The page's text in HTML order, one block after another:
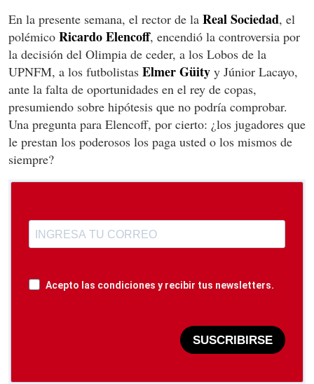
En la presente semana, el rector de la Real Sociedad, el
polémico Ricardo Elencoff, encendió la controversia por
la decisión del Olimpia de ceder, a los Lobos de la
UPNFM, a los futbolistas Elmer Güity y Júnior Lacayo,
ante la falta de oportunidades en el rey de copas,
presumiendo sobre hipótesis que no podría comprobar.
Una pregunta para Elencoff, por cierto: ¿los jugadores que
le prestan los poderosos los paga usted o los mismos de
siempre?
Acepto las condiciones y recibir tus newsletters.
SUSCRIBIRSE